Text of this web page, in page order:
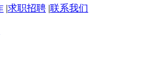
|求职招聘 |联系我们